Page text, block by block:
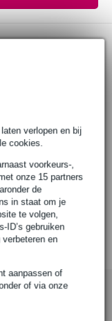
verlopen en bij
cookies.
voorkeurs-,
onze 15 partners
de
in staat om je
te volgen,
ID’s gebruiken
en
aanpassen of
of via onze